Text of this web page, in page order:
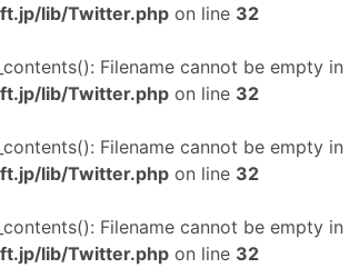
lib/Twitter.php on line 32
Filename cannot be empty in
lib/Twitter.php on line 32
Filename cannot be empty in
lib/Twitter.php on line 32
Filename cannot be empty in
lib/Twitter.php on line 32